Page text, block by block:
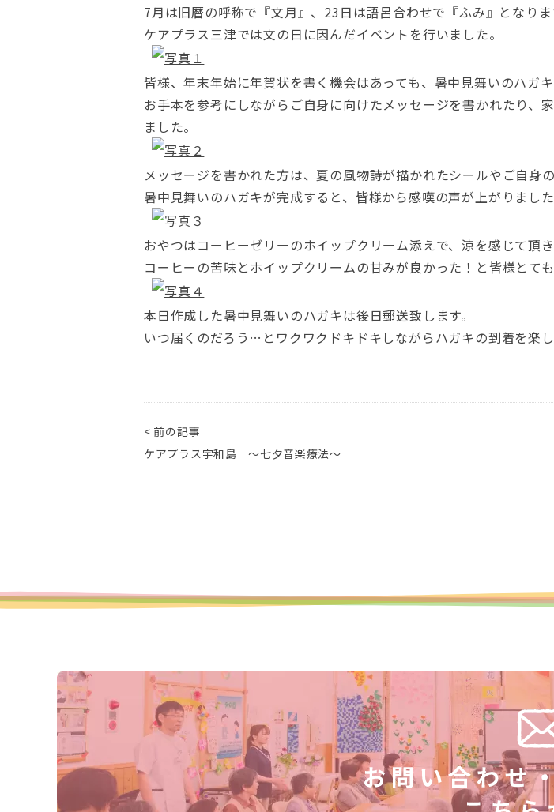
7月は旧暦の呼称で『文月』、23日は語呂合わせで『ふみ』となりま
ケアプラス三津では文の日に因んだイベントを行いました。
皆様、年末年始に年賀状を書く機会はあっても、暑中見舞いのハガ
お手本を参考にしながらご自身に向けたメッセージを書かれたり、
ました。
メッセージを書かれた方は、夏の風物詩が描かれたシールやご自身
暑中見舞いのハガキが完成すると、皆様から感嘆の声が上がりまし
おやつはコーヒーゼリーのホイップクリーム添えで、涼を感じて頂き
コーヒーの苦味とホイップクリームの甘みが良かった！と皆様とて
本日作成した暑中見舞いのハガキは後日郵送致します。
いつ届くのだろう…とワクワクドキドキしながらハガキの到着を楽
< 前の記事
ケアプラス宇和島 ～七夕音楽療法～